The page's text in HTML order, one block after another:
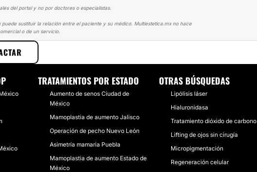
del portal y no por doctores o especialistas.
sustituir la relación entre el paciente y su médico. Multiestetica.mx no hace
o de un servicio.
AUMENTO DE BUSTO
TRATAMIENTOS POR ESTADO
Aumento de senos Ciudad de
México
Mamoplastia de aumento Jalisco
Operación de pecho Nuevo León
Asimetría mamaria Puebla
Mamoplastia de aumento Estado de
México
OTRAS BÚSQUEDAS
Lipólisis láser
Hialuronidasa
Tratamiento dióxido de carbono
Lifting de ojos sin cirugía
Micropigmentación
Regeneración celular